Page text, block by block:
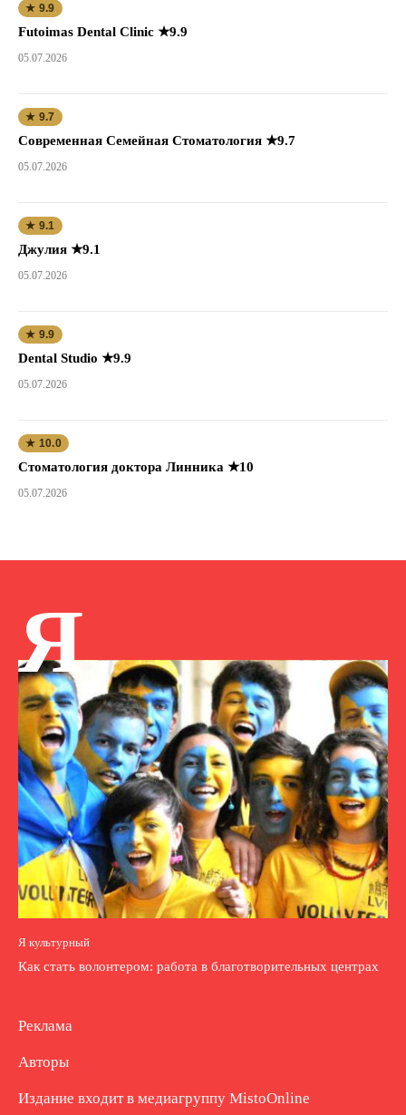
★ 9.9
Futoimas Dental Clinic ★9.9
05.07.2026
★ 9.7
Современная Семейная Стоматология ★9.7
05.07.2026
★ 9.1
Джулия ★9.1
05.07.2026
★ 9.9
Dental Studio ★9.9
05.07.2026
★ 10.0
Стоматология доктора Линника ★10
05.07.2026
Я
Я культурный
Как стать волонтером: работа в благотворительных центрах
Реклама
Авторы
Издание входит в медиагруппу MistoOnline